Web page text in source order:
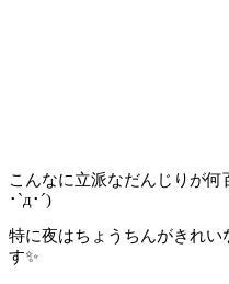
こんなに立派なだんじりが
･`д･´)
特に夜はちょうちんがきれい
す✨